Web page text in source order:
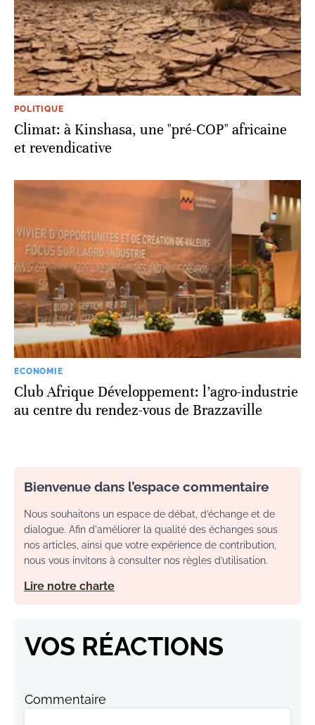
POLITIQUE
Climat: à Kinshasa, une "pré-COP" africaine
et revendicative
ECONOMIE
Club Afrique Développement: l’agro-industrie
au centre du rendez-vous de Brazzaville
Bienvenue dans l’espace commentaire
Nous souhaitons un espace de débat, d’échange et de
dialogue. Afin d'améliorer la qualité des échanges sous
nos articles, ainsi que votre expérience de contribution,
nous vous invitons à consulter nos règles d’utilisation.
Lire notre charte
VOS RÉACTIONS
Commentaire